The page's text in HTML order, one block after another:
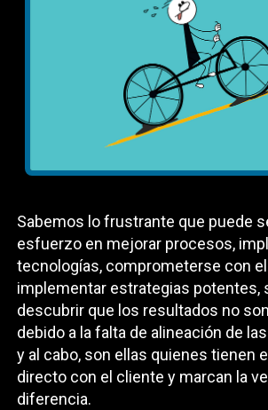
Sabemos lo frustrante que puede
esfuerzo en mejorar procesos,
tecnologías, comprometerse con
implementar estrategias potentes,
descubrir que los resultados no
debido a la falta de alineación de
y al cabo, son ellas quienes tienen
directo con el cliente y marcan la
diferencia.